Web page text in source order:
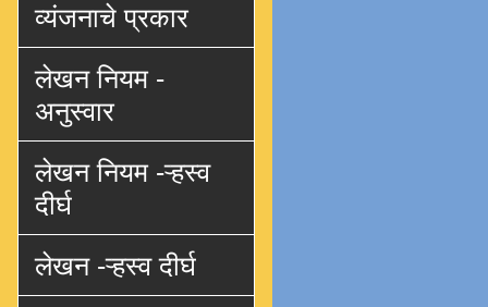
व्यंजनाचे प्रकार
लेखन नियम -
अनुस्वार
लेखन नियम -ऱ्हस्व
दीर्घ
लेखन -ऱ्हस्व दीर्घ